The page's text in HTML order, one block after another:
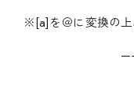
※[a]を＠に変換の上